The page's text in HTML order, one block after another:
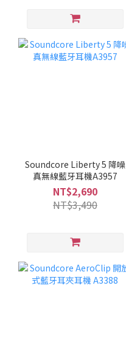
Soundcore Liberty 5 降噪
真無線藍牙耳機A3957
NT$2,690
NT$3,490